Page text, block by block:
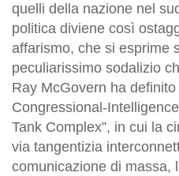
quelli della nazione nel
politica diviene così
affarismo, che si esprime
peculiarissimo sodalizio
Ray McGovern ha
Congressional-
Tank Complex”, in cui la
via tangentizia
comunicazione di massa,